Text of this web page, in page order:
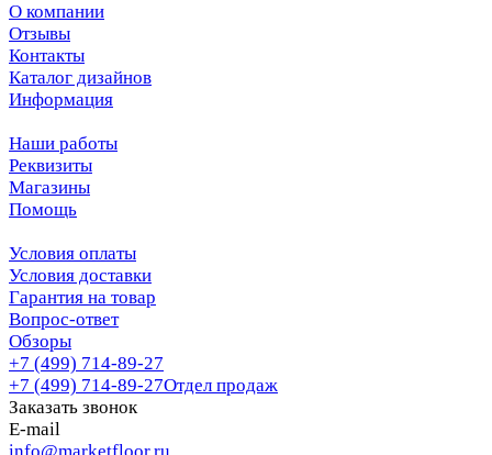
О компании
Отзывы
Контакты
Каталог дизайнов
Информация
Наши работы
Реквизиты
Магазины
Помощь
Условия оплаты
Условия доставки
Гарантия на товар
Вопрос-ответ
Обзоры
+7 (499) 714-89-27
+7 (499) 714-89-27Отдел продаж
Заказать звонок
E-mail